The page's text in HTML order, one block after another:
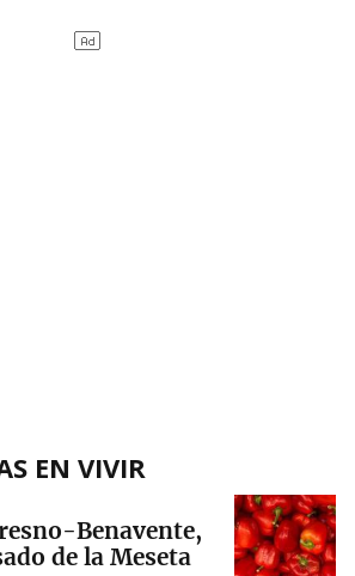
EN VIVIR
Benavente,
de la Meseta